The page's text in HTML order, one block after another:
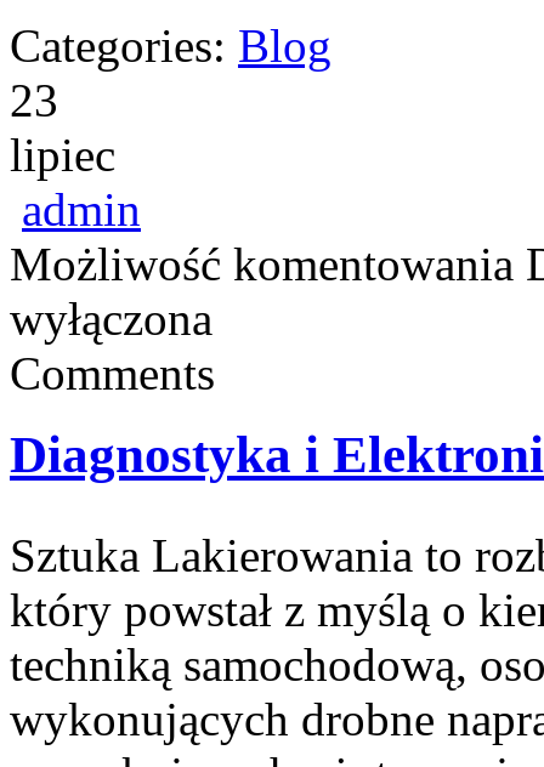
Categories: Blog
23
lipiec
admin
Możliwość komentowania
wyłączona
Comments
Diagnostyka i
Sztuka Lakierowania to
który powstał z myślą o
techniką samochodową,
wykonujących drobne